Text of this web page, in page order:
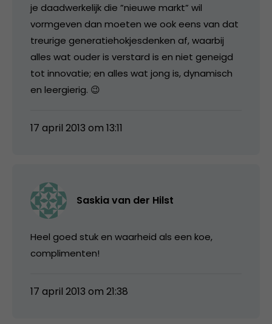
je daadwerkelijk die ”nieuwe markt” wil
vormgeven dan moeten we ook eens van dat
treurige generatiehokjesdenken af, waarbij
alles wat ouder is verstard is en niet geneigd
tot innovatie; en alles wat jong is, dynamisch
en leergierig. 😉
17 april 2013 om 13:11
Saskia van der Hilst
Heel goed stuk en waarheid als een koe,
complimenten!
17 april 2013 om 21:38